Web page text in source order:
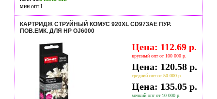
мин опт.1
КАРТРИДЖ СТРУЙНЫЙ КОМУС 920XL CD973AE ПУР.
ПОВ.ЕМК. ДЛЯ HP OJ6000
Цена: 112.69 р.
крупный опт от 100 000 р.
Цена: 120.58 р.
средний опт от 50 000 р.
Цена: 135.05 р.
мелкий опт от 10 000 р.